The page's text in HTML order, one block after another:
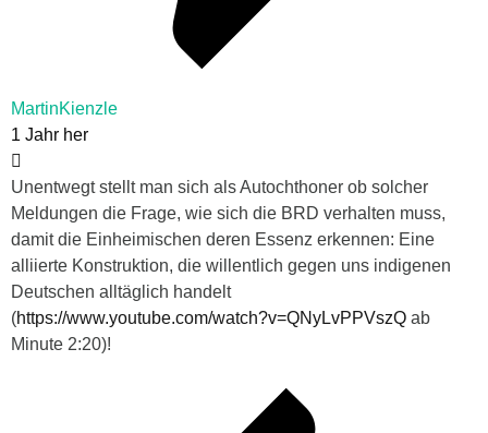
MartinKienzle
1 Jahr her
Unentwegt stellt man sich als Autochthoner ob solcher
Meldungen die Frage, wie sich die BRD verhalten muss,
damit die Einheimischen deren Essenz erkennen: Eine
alliierte Konstruktion, die willentlich gegen uns indigenen
Deutschen alltäglich handelt
(https://www.youtube.com/watch?v=QNyLvPPVszQ ab
Minute 2:20)!